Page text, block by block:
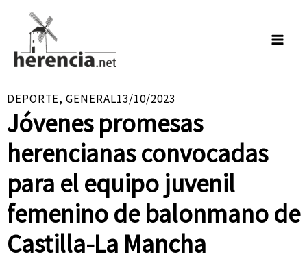
contenido
DEPORTE,GENERAL13/10/2023
Jóvenes promesas
herencianas convocadas
para el equipo juvenil
femenino de balonmano de
Castilla-La Mancha